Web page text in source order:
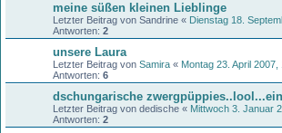
meine süßen kleinen Lieblinge
Letzter Beitrag von Sandrine « Dienstag 18.
Antworten: 2
unsere Laura
Letzter Beitrag von Samira « Montag 23. April 2007,
Antworten: 6
dschungarische
Letzter Beitrag von dedische « Mittwoch 3. Januar
Antworten: 2